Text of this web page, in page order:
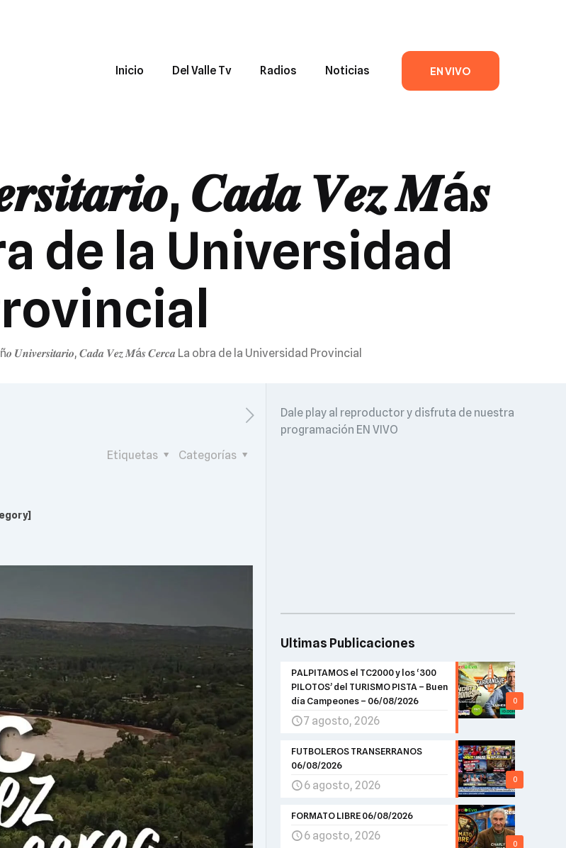
Inicio Del Valle Tv Radios Noticias EN VIVO
𝑪𝒂𝒅𝒂 𝑽𝒆𝒛 𝑴á𝒔
de la Universidad
𝑼𝒏𝒊𝒗𝒆𝒓𝒔𝒊𝒕𝒂𝒓𝒊𝒐, 𝑪𝒂𝒅𝒂 𝑽𝒆𝒛 𝑴á𝒔 𝑪𝒆𝒓𝒄𝒂 La obra de la Universidad Provincial
Categorías
Etiquetas
Dale play al reproductor y disfruta de nuestra
programación EN VIVO
Ultimas Publicaciones
0
PALPITAMOS el TC2000 y los ‘300
PILOTOS’ del TURISMO PISTA – Buen
día Campeones – 06/08/2026
7 agosto, 2026
0
FUTBOLEROS TRANSERRANOS
06/08/2026
6 agosto, 2026
0
FORMATO LIBRE 06/08/2026
6 agosto, 2026